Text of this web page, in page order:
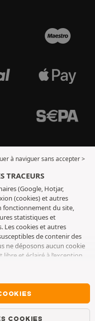
à naviguer sans accepter >
TRACEURS
(Google, Hotjar,
(cookies) et autres
fonctionnement du site,
statistiques et
Les cookies et autres
de contenir des
ne déposons aucun cookie
et éclairé à l’exception
pouvez retirer votre
sur lapage cookies et
à naviguer sans
Le refus ne fait pas
plus d’informations, nous
COOKIES